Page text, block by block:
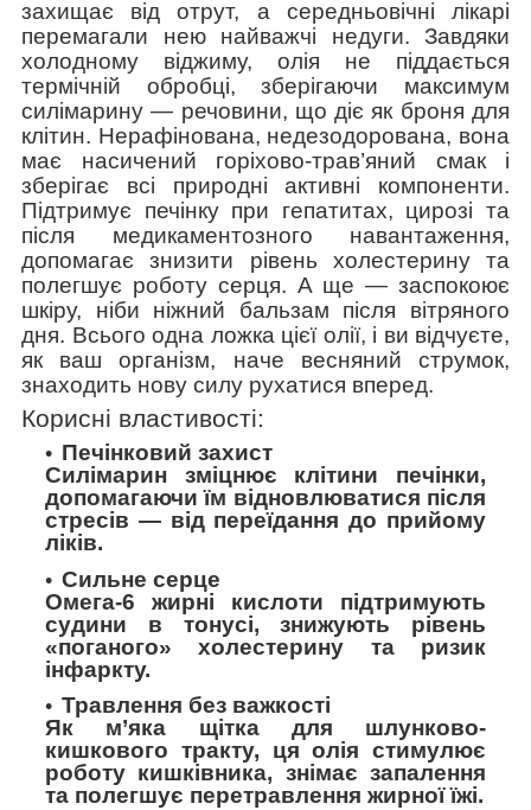
захищає від отрут, а середньовічні лікарі
перемагали нею найважчі недуги. Завдяки
холодному віджиму, олія не піддається
термічній обробці, зберігаючи максимум
силімарину — речовини, що діє як броня для
клітин. Нерафінована, недезодорована, вона
має насичений горіхово-трав’яний смак і
зберігає всі природні активні компоненти.
Підтримує печінку при гепатитах, цирозі та
після медикаментозного навантаження,
допомагає знизити рівень холестерину та
полегшує роботу серця. А ще — заспокоює
шкіру, ніби ніжний бальзам після вітряного
дня. Всього одна ложка цієї олії, і ви відчуєте,
як ваш організм, наче весняний струмок,
знаходить нову силу рухатися вперед.
Корисні властивості:
Печінковий захист
Силімарин зміцнює клітини печінки,
допомагаючи їм відновлюватися після
стресів —від переїдання до прийому
ліків.
Сильне серце
Омега-6 жирні кислоти підтримують
судини в тонусі, знижують рівень
«поганого» холестерину та ризик
інфаркту.
Травлення без важкості
Як м’яка щітка для шлунково-
кишкового тракту, ця олія стимулює
роботу кишківника, знімає запалення
та полегшує перетравлення жирної їжі.